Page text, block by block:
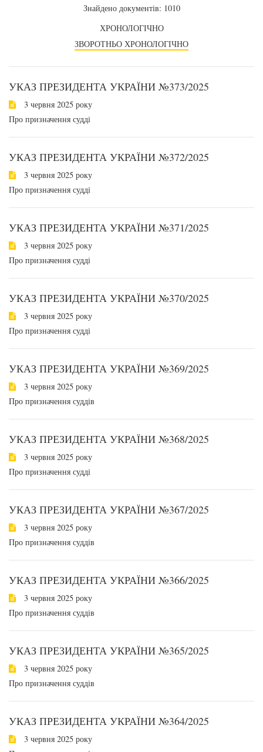
Знайдено документів: 1010
ХРОНОЛОГІЧНО
ЗВОРОТНЬО ХРОНОЛОГІЧНО
УКАЗ ПРЕЗИДЕНТА УКРАЇНИ №373/2025
3 червня 2025 року
Про призначення судді
УКАЗ ПРЕЗИДЕНТА УКРАЇНИ №372/2025
3 червня 2025 року
Про призначення судді
УКАЗ ПРЕЗИДЕНТА УКРАЇНИ №371/2025
3 червня 2025 року
Про призначення судді
УКАЗ ПРЕЗИДЕНТА УКРАЇНИ №370/2025
3 червня 2025 року
Про призначення судді
УКАЗ ПРЕЗИДЕНТА УКРАЇНИ №369/2025
3 червня 2025 року
Про призначення суддів
УКАЗ ПРЕЗИДЕНТА УКРАЇНИ №368/2025
3 червня 2025 року
Про призначення судді
УКАЗ ПРЕЗИДЕНТА УКРАЇНИ №367/2025
3 червня 2025 року
Про призначення суддів
УКАЗ ПРЕЗИДЕНТА УКРАЇНИ №366/2025
3 червня 2025 року
Про призначення суддів
УКАЗ ПРЕЗИДЕНТА УКРАЇНИ №365/2025
3 червня 2025 року
Про призначення суддів
УКАЗ ПРЕЗИДЕНТА УКРАЇНИ №364/2025
3 червня 2025 року